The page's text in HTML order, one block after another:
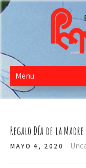
Escuela Infantil
Menu
Regalo Día de la Madre
MAYO 4, 2020